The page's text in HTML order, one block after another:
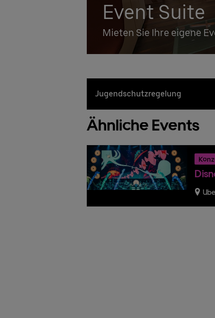
Event Suite
Mieten Sie Ihre eigene
Jugendschutzregelung
Ähnliche Events